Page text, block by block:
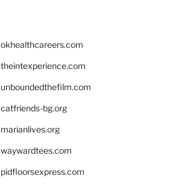
okhealthcareers.com
theintexperience.com
unboundedthefilm.com
catfriends-bg.org
marianlives.org
waywardtees.com
pidfloorsexpress.com